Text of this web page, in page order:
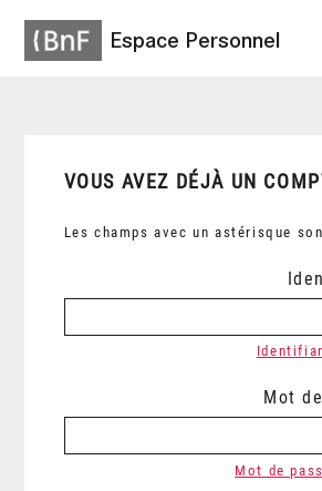
Espace Personnel
VOUS AVEZ DÉJÀ UN
Les champs avec un astérisque
Mot
Mot de